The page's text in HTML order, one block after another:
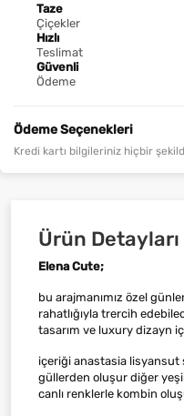
Taze
Çiçekler
Hızlı
Teslimat
Güvenli
Ödeme
Ödeme Seçenekleri
Kredi kartı bilgileriniz hiçbir
Ürün Detayları
Elena Cute;
bu arajmanımız özel
rahatlığıyla trercih
tasarım ve luxury dizayn
içeriği anastasia lisyansut
güllerden oluşur diğer
canlı renklerle kombin